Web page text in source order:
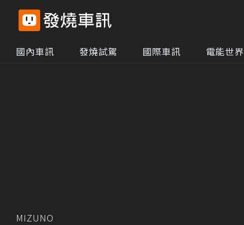
國內車訊 發燒試駕 國際車訊 電能世界
MIZUNO